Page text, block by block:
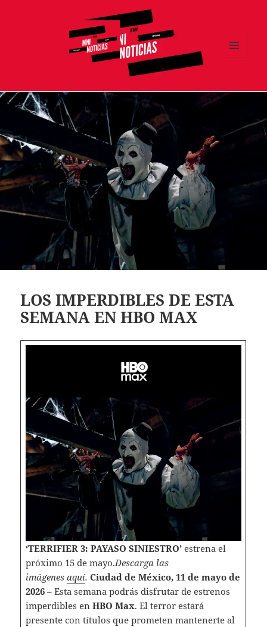
LOS IMPERDIBLES DE ESTA
SEMANA EN HBO MAX
‘TERRIFIER 3: PAYASO SINIESTRO’estrena el
próximo 15 de mayo.Descarga las
imágenes aquí. Ciudad de México, 11 de mayo de
2026– Esta semana podrás disfrutar de estrenos
imperdibles en HBO Max. El terror estará
presente con títulos que prometen mantenerte al